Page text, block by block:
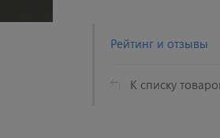
Рейтинг и отзывы
К списку